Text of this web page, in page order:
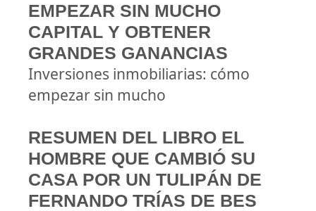
EMPEZAR SIN MUCHO
CAPITAL Y OBTENER
GRANDES GANANCIAS
Inversiones inmobiliarias: cómo
empezar sin mucho
RESUMEN DEL LIBRO EL
HOMBRE QUE CAMBIÓ SU
CASA POR UN TULIPÁN DE
FERNANDO TRÍAS DE BES